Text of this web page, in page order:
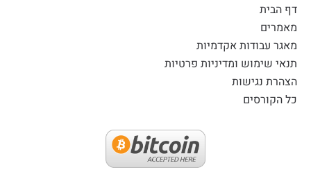
דף הבית
מאמרים
מאגר עבודות אקדמיות
תנאי שימוש ומדיניות פרטיות
הצהרת נגישות
כל הקורסים